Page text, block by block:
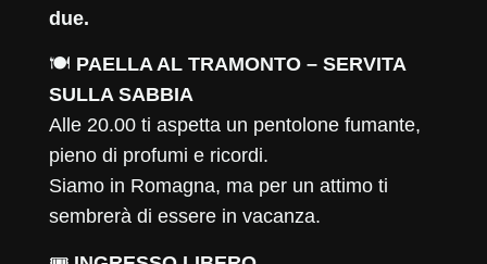
due.
🍽 PAELLA AL TRAMONTO – SERVITA
SULLA SABBIA
Alle 20.00 ti aspetta un pentolone fumante,
pieno di profumi e ricordi.
Siamo in Romagna, ma per un attimo ti
sembrerà di essere in vacanza.